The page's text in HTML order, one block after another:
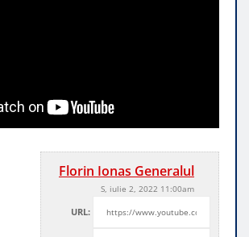
Florin Ionas Generalul
S, iulie 2, 2022 11:00am
URL: